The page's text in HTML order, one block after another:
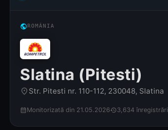
publicROMÂNIA
Slatina (Pitesti)
place Str. Pitesti nr. 110-112, 230048, Slatina
calendar_month Monitorizată din 21.05.2026history3,634 înregistrări